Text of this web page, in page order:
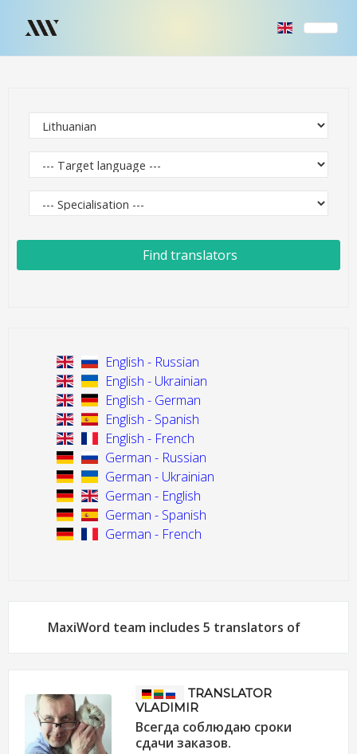
Find translators
English - Russian
English - Ukrainian
English - German
English - Spanish
English - French
German - Russian
German - Ukrainian
German - English
German - Spanish
German - French
MaxiWord team includes 5 translators of
TRANSLATOR
VLADIMIR
Всегда соблюдаю сроки
сдачи заказов.